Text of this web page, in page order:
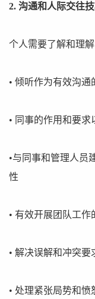
2. 沟通和人际交往
个人需要了解和理解
• 倾听作为有效沟
• 同事的作用和要
•与同事和管理人员
性
• 有效开展团队工作
• 解决误解和冲突要
• 处理紧张局势和